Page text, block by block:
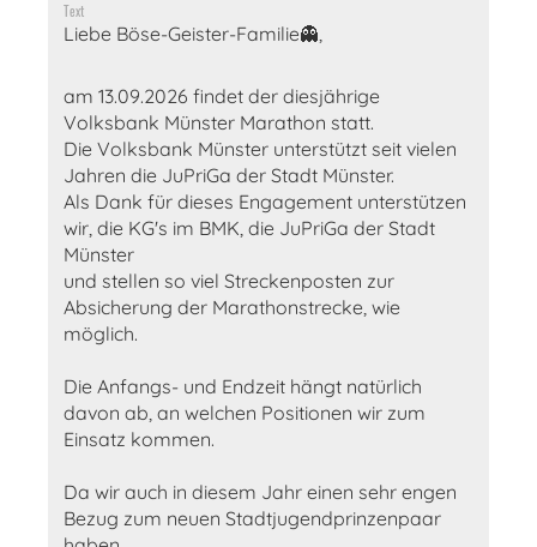
Text
Liebe Böse-Geister-Familie👻,
am 13.09.2026 findet der diesjährige
Volksbank Münster Marathon statt.
Die Volksbank Münster unterstützt seit vielen
Jahren die JuPriGa der Stadt Münster.
Als Dank für dieses Engagement unterstützen
wir, die KG's im BMK, die JuPriGa der Stadt
Münster
und stellen so viel Streckenposten zur
Absicherung der Marathonstrecke, wie
möglich.
Die Anfangs- und Endzeit hängt natürlich
davon ab, an welchen Positionen wir zum
Einsatz kommen.
Da wir auch in diesem Jahr einen sehr engen
Bezug zum neuen Stadtjugendprinzenpaar